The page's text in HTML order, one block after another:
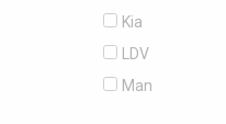
Kia
LDV
Man